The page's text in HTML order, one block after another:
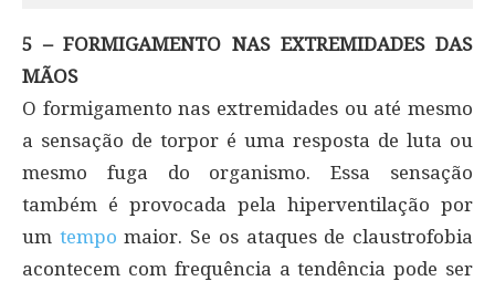
5 – FORMIGAMENTO NAS EXTREMIDADES DAS
MÃOS
O formigamento nas extremidades ou até mesmo
a sensação de torpor é uma resposta de luta ou
mesmo fuga do organismo. Essa sensação
também é provocada pela hiperventilação por
um tempo maior. Se os ataques de claustrofobia
acontecem com frequência a tendência pode ser